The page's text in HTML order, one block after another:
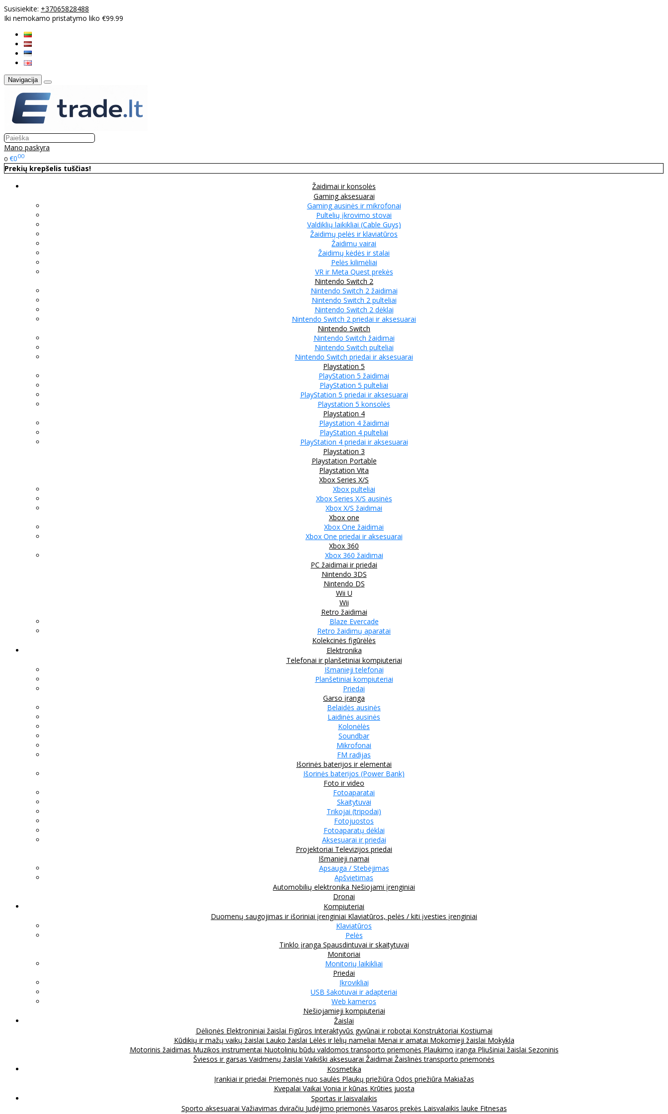
Susisiekite: +37065828488
Iki nemokamo pristatymo liko €99.99
Navigacija
Mano paskyra
0 €000
Prekių krepšelis tuščias!
Žaidimai ir konsolės
Gaming aksesuarai
Gaming ausinės ir mikrofonai
Pultelių įkrovimo stovai
Valdiklių laikikliai (Cable Guys)
Žaidimų pelės ir klaviatūros
Žaidimų vairai
Žaidimų kėdės ir stalai
Pelės kilimėliai
VR ir Meta Quest prekės
Nintendo Switch 2
Nintendo Switch 2 žaidimai
Nintendo Switch 2 pulteliai
Nintendo Switch 2 dėklai
Nintendo Switch 2 priedai ir aksesuarai
Nintendo Switch
Nintendo Switch žaidimai
Nintendo Switch pulteliai
Nintendo Switch priedai ir aksesuarai
Playstation 5
PlayStation 5 žaidimai
PlayStation 5 pulteliai
PlayStation 5 priedai ir aksesuarai
Playstation 5 konsolės
Playstation 4
Playstation 4 žaidimai
PlayStation 4 pulteliai
PlayStation 4 priedai ir aksesuarai
Playstation 3
Playstation Portable
Playstation Vita
Xbox Series X/S
Xbox pulteliai
Xbox Series X/S ausinės
Xbox X/S žaidimai
Xbox one
Xbox One žaidimai
Xbox One priedai ir aksesuarai
Xbox 360
Xbox 360 žaidimai
PC žaidimai ir priedai
Nintendo 3DS
Nintendo DS
Wii U
Wii
Retro žaidimai
Blaze Evercade
Retro žaidimų aparatai
Kolekcinės figūrėlės
Elektronika
Telefonai ir planšetiniai kompiuteriai
Išmanieji telefonai
Planšetiniai kompiuteriai
Priedai
Garso įranga
Belaidės ausinės
Laidinės ausinės
Kolonėlės
Soundbar
Mikrofonai
FM radijas
Išorinės baterijos ir elementai
Išorinės baterijos (Power Bank)
Foto ir video
Fotoaparatai
Skaitytuvai
Trikojai (tripodai)
Fotojuostos
Fotoaparatų dėklai
Aksesuarai ir priedai
Projektoriai Televizijos priedai
Išmanieji namai
Apsauga / Stebėjimas
Apšvietimas
Automobilių elektronika Nešiojami įrenginiai
Dronai
Kompiuteriai
Duomenų saugojimas ir išoriniai įrenginiai Klaviatūros, pelės / kiti įvesties įrenginiai
Klaviatūros
Pelės
Tinklo įranga Spausdintuvai ir skaitytuvai
Monitoriai
Monitorių laikikliai
Priedai
Įkrovikliai
USB šakotuvai ir adapteriai
Web kameros
Nešiojamieji kompiuteriai
Žaislai
Dėlionės Elektroniniai žaislai Figūros Interaktyvūs gyvūnai ir robotai Konstruktoriai Kostiumai
Kūdikių ir mažų vaikų žaislai Lauko žaislai Lėlės ir lėlių nameliai Menai ir amatai Mokomieji žaislai Mokykla
Motorinis žaidimas Muzikos instrumentai Nuotoliniu būdu valdomos transporto priemonės Plaukimo įranga Pliušiniai žaislai Sezoninis
Šviesos ir garsas Vaidmenų žaislai Vaikiški aksesuarai Žaidimai Žaislinės transporto priemonės
Kosmetika
Įrankiai ir priedai Priemonės nuo saulės Plaukų priežiūra Odos priežiūra Makiažas
Kvepalai Vaikai Vonia ir kūnas Krūties juosta
Sportas ir laisvalaikis
Sporto aksesuarai Važiavimas dviračiu Judėjimo priemonės Vasaros prekės Laisvalaikis lauke Fitnesas